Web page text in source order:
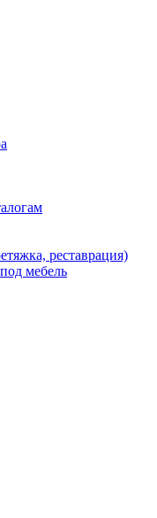
реставрация)
мебель